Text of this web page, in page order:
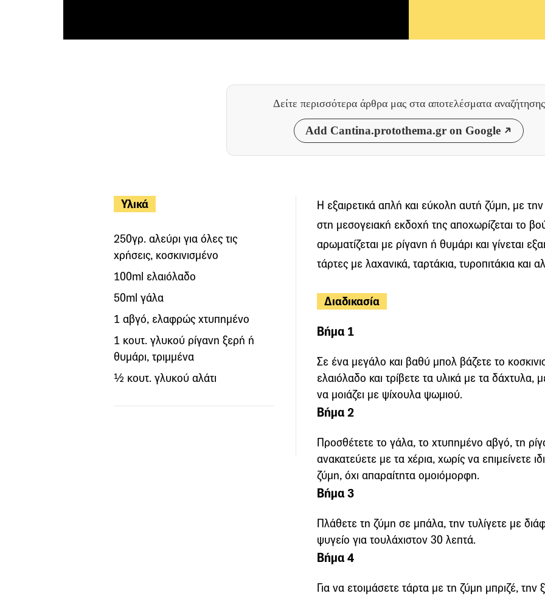
Δείτε περισσότερα άρθρα μας στα αποτελέσματα αναζήτησης
Add Cantina.protothema.gr on Google
Υλικά
250γρ. αλεύρι για όλες τις
χρήσεις, κοσκινισμένο
100ml ελαιόλαδο
50ml γάλα
1 αβγό, ελαφρώς χτυπημένο
1 κουτ. γλυκού ρίγανη ξερή ή
θυμάρι, τριμμένα
½ κουτ. γλυκού αλάτι
Η εξαιρετικά απλή και εύκολη αυτή ζύμη, με
στη μεσογειακή εκδοχή της αποχωρίζεται το
αρωματίζεται με ρίγανη ή θυμάρι και γίνεται
τάρτες με λαχανικά, ταρτάκια, τυροπιτάκια και
Διαδικασία
Βήμα 1
Σε ένα μεγάλο και βαθύ μπολ βάζετε το
ελαιόλαδο και τρίβετε τα υλικά με τα δάχτυλα,
να μοιάζει με ψίχουλα ψωμιού.
Βήμα 2
Προσθέτετε το γάλα, το χτυπημένο αβγό, τη
ανακατεύετε με τα χέρια, χωρίς να επιμείνετε
ζύμη, όχι απαραίτητα ομοιόμορφη.
Βήμα 3
Πλάθετε τη ζύμη σε μπάλα, την τυλίγετε με
ψυγείο για τουλάχιστον 30 λεπτά.
Βήμα 4
Για να ετοιμάσετε τάρτα με τη ζύμη μπριζέ, την